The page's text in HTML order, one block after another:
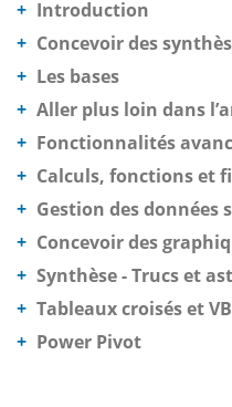
Introduction
Concevoir des
Les bases
Aller plus loin dans
Fonctionnalités
Calculs, fonctions et
Gestion des données
Concevoir des
Synthèse - Trucs et
Tableaux croisés et
Power Pivot